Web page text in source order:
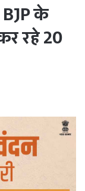
के
रहे 20